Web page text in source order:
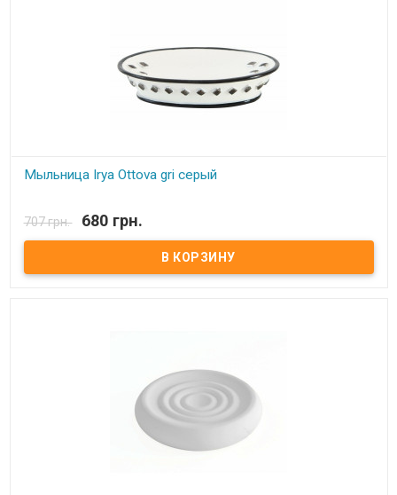
Мыльница Irya Ottova gri серый
полирезин (устойчив к падению) Упаковка: картонная коробка.
Производитель: Irya (Турция).
707 грн. 680 грн.